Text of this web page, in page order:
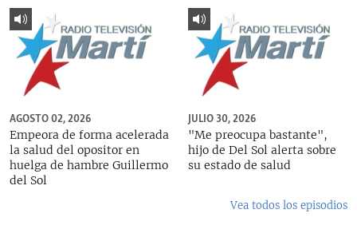
AGOSTO 02, 2026
Empeora de forma acelerada
la salud del opositor en
huelga de hambre Guillermo
del Sol
JULIO 30, 2026
"Me preocupa bastante",
hijo de Del Sol alerta sobre
su estado de salud
Vea todos los episodios